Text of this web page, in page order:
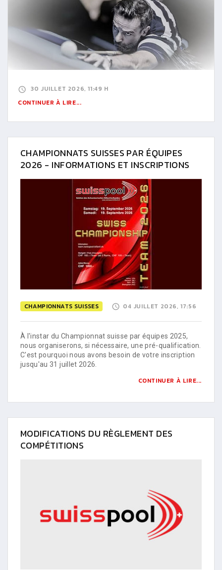
30 JUILLET 2026, 11:49 H
CONTINUER À LIRE...
CHAMPIONNATS SUISSES PAR ÉQUIPES
2026 - INFORMATIONS ET INSCRIPTIONS
CHAMPIONNATS SUISSES 04 JUILLET 2026, 17:56
À l'instar du Championnat suisse par équipes 2025,
nous organiserons, si nécessaire, une pré-qualification.
C'est pourquoi nous avons besoin de votre inscription
jusqu'au 31 juillet 2026.
CONTINUER À LIRE...
MODIFICATIONS DU RÈGLEMENT DES
COMPÉTITIONS